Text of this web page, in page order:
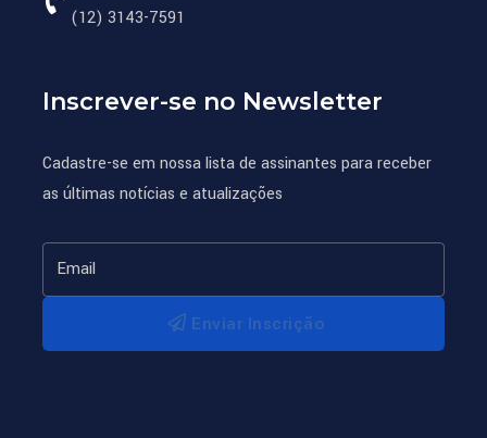
(12) 3143-7591
Inscrever-se no Newsletter
Cadastre-se em nossa lista de assinantes para receber
as últimas notícias e atualizações
Enviar Inscrição